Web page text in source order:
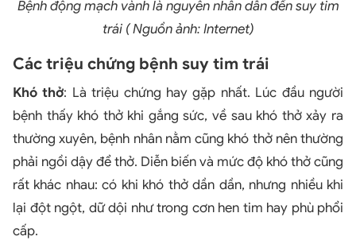
Bệnh động mạch vành là nguyên nhân dẫn đến suy tim
trái ( Nguồn ảnh: Internet)
Các triệu chứng bệnh suy tim trái
Khó thở: Là triệu chứng hay gặp nhất. Lúc đầu người
bệnh thấy khó thở khi gắng sức, về sau khó thở xảy ra
thường xuyên, bệnh nhân nằm cũng khó thở nên thường
phải ngồi dậy để thở. Diễn biến và mức độ khó thở cũng
rất khác nhau: có khi khó thở dần dần, nhưng nhiều khi
lại đột ngột, dữ dội như trong cơn hen tim hay phù phổi
cấp.